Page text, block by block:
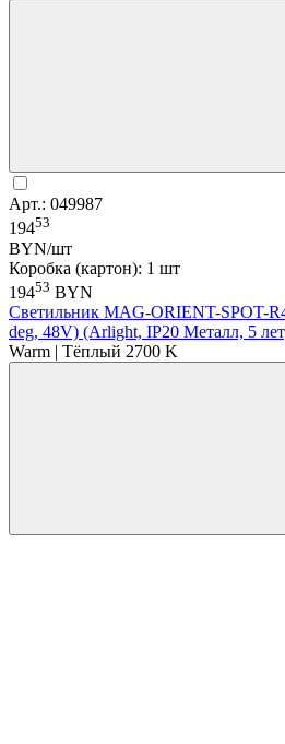
Арт.: 049987
19453
BYN/шт
Коробка (картон): 1 шт
19453 BYN
Светильник MAG-ORIENT-SPOT-
deg, 48V) (Arlight, IP20 Металл, 5
Warm | Тёплый 2700 K